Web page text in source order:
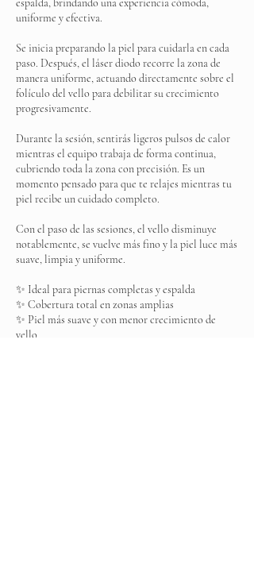
espalda, brindando una experiencia cómoda,
uniforme y efectiva.
Se inicia preparando la piel para cuidarla en cada
paso. Después, el láser diodo recorre la zona de
manera uniforme, actuando directamente sobre el
folículo del vello para debilitar su crecimiento
progresivamente.
Durante la sesión, sentirás ligeros pulsos de calor
mientras el equipo trabaja de forma continua,
cubriendo toda la zona con precisión. Es un
momento pensado para que te relajes mientras tu
piel recibe un cuidado completo.
Con el paso de las sesiones, el vello disminuye
notablemente, se vuelve más fino y la piel luce más
suave, limpia y uniforme.
✨ Ideal para piernas completas y espalda
✨ Cobertura total en zonas amplias
✨ Piel más suave y con menor crecimiento de
vello